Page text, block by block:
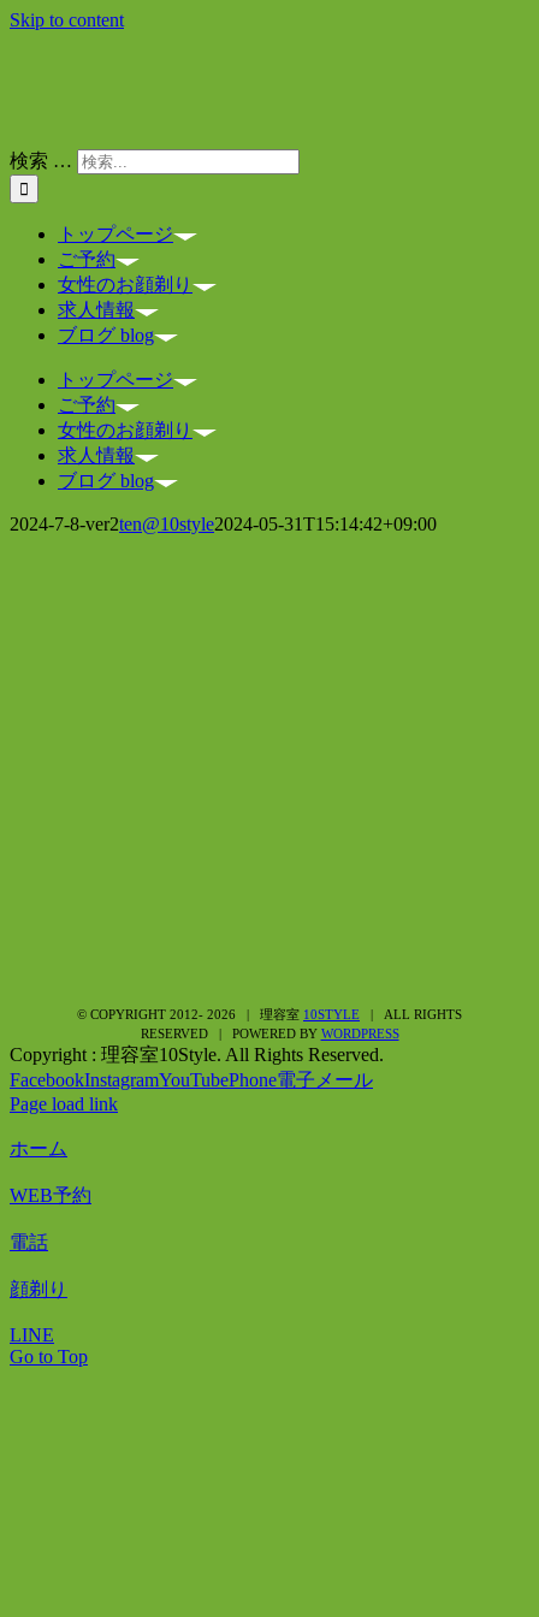
Skip to content
検索 …
トップページ
ご予約
女性のお顔剃り
求人情報
ブログ blog
トップページ
ご予約
女性のお顔剃り
求人情報
ブログ blog
2024-7-8-ver2ten@10style2024-05-31T15:14:42+09:00
© COPYRIGHT 2012- 2026 | 理容室 10STYLE | ALL RIGHTS
RESERVED | POWERED BY WORDPRESS
Copyright : 理容室10Style. All Rights Reserved.
FacebookInstagramYouTubePhone電子メール
Page load link
ホーム
WEB予約
電話
顔剃り
LINE
Go to Top